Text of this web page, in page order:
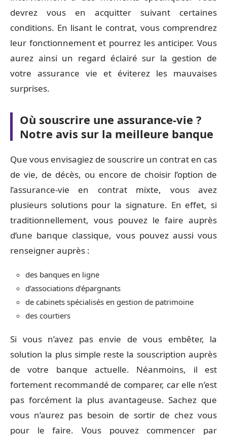
devrez vous en acquitter suivant certaines
conditions. En lisant le contrat, vous comprendrez
leur fonctionnement et pourrez les anticiper. Vous
aurez ainsi un regard éclairé sur la gestion de
votre assurance vie et éviterez les mauvaises
surprises.
Où souscrire une assurance-vie ?
Notre avis sur la meilleure banque
Que vous envisagiez de souscrire un contrat en cas
de vie, de décès, ou encore de choisir l’option de
l’assurance-vie en contrat mixte, vous avez
plusieurs solutions pour la signature. En effet, si
traditionnellement, vous pouvez le faire auprès
d’une banque classique, vous pouvez aussi vous
renseigner auprès :
des banques en ligne
d’associations d’épargnants
de cabinets spécialisés en gestion de patrimoine
des courtiers
Si vous n’avez pas envie de vous embêter, la
solution la plus simple reste la souscription auprès
de votre banque actuelle. Néanmoins, il est
fortement recommandé de comparer, car elle n’est
pas forcément la plus avantageuse. Sachez que
vous n’aurez pas besoin de sortir de chez vous
pour le faire. Vous pouvez commencer par